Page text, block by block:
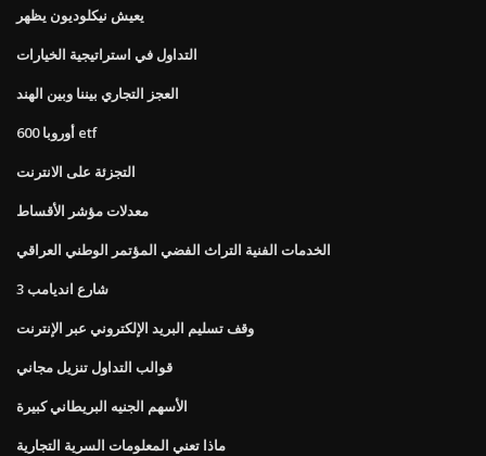
يعيش نيكلوديون يظهر
التداول في استراتيجية الخيارات
العجز التجاري بيننا وبين الهند
أوروبا 600 etf
التجزئة على الانترنت
معدلات مؤشر الأقساط
الخدمات الفنية التراث الفضي المؤتمر الوطني العراقي
شارع انديامب 3
وقف تسليم البريد الإلكتروني عبر الإنترنت
قوالب التداول تنزيل مجاني
الأسهم الجنيه البريطاني كبيرة
ماذا تعني المعلومات السرية التجارية